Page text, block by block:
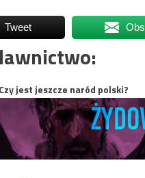
Tweet
Czy jest jeszcze naród polski?